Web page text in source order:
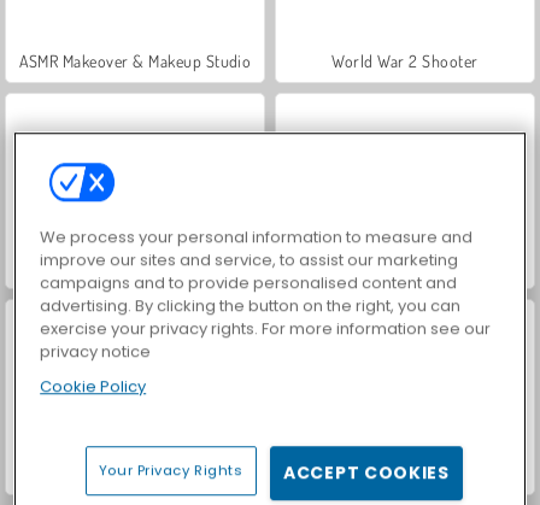
ASMR Makeover & Makeup Studio World War 2 Shooter
Farm Merge Valley Let's Fish!
Car Parking City Duel Casino World
We process your personal information to measure and
improve our sites and service, to assist our marketing
campaigns and to provide personalised content and
advertising. By clicking the button on the right, you can
exercise your privacy rights. For more information see our
privacy notice
Cookie Policy
Your Privacy Rights ACCEPT COOKIES